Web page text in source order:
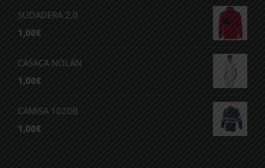
SUDADERA 2.0
1,00€
CASACA NOLAN
1,00€
CAMISA 1020B
1,00€